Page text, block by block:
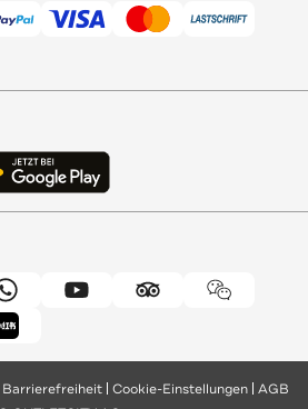
Barrierefreiheit Cookie-Einstellungen AGB